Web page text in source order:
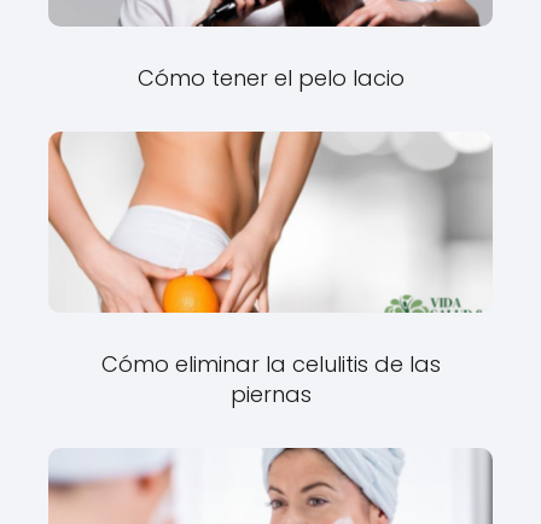
Cómo tener el pelo lacio
Cómo eliminar la celulitis de las
piernas